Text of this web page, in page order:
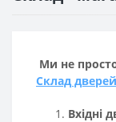
Ми не
Склад
Вхідні